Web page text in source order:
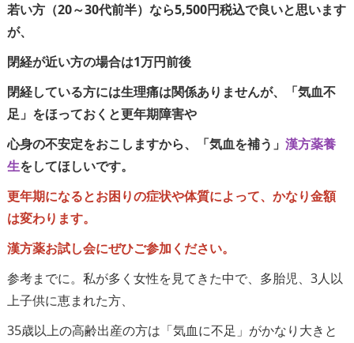
若い方（20～30代前半）なら5,500円税込で良いと思います
が、
閉経が近い方の場合は1万円前後
閉経している方には生理痛は関係ありませんが、「気血不
足」をほっておくと更年期障害や
心身の不安定をおこしますから、「気血を補う」 漢方薬養
生をしてほしいです。
更年期になるとお困りの症状や体質によって、かなり金額
は変わります。
漢方薬お試し会にぜひご参加ください。
参考までに。私が多く女性を見てきた中で、多胎児、3人以
上子供に恵まれた方、
35歳以上の高齢出産の方は「気血に不足」がかなり大きと